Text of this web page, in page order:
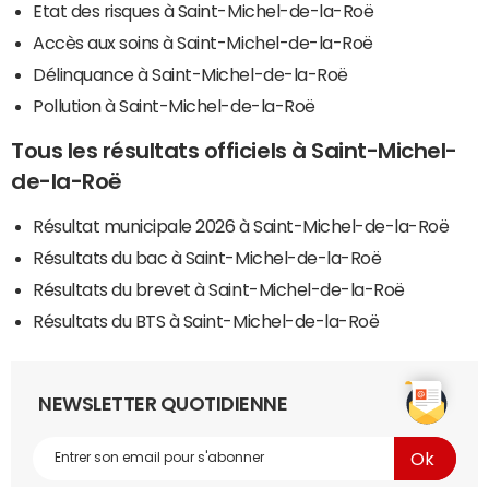
Etat des risques à Saint-Michel-de-la-Roë
Accès aux soins à Saint-Michel-de-la-Roë
Délinquance à Saint-Michel-de-la-Roë
Pollution à Saint-Michel-de-la-Roë
Tous les résultats officiels à Saint-Michel-
de-la-Roë
Résultat municipale 2026 à Saint-Michel-de-la-Roë
Résultats du bac à Saint-Michel-de-la-Roë
Résultats du brevet à Saint-Michel-de-la-Roë
Résultats du BTS à Saint-Michel-de-la-Roë
NEWSLETTER QUOTIDIENNE